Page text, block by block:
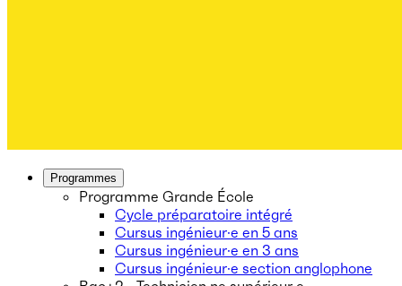
Programmes
Programme Grande École
Cycle préparatoire intégré
Cursus ingénieur·e en 5 ans
Cursus ingénieur·e en 3 ans
Cursus ingénieur·e section anglophone